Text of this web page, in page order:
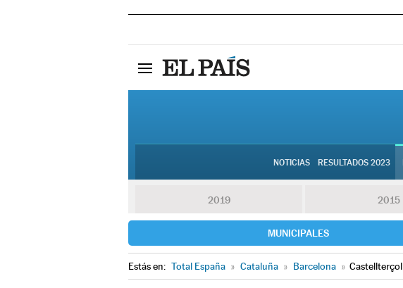
NOTICIAS RESULTADOS 2023
2019 2015
MUNICIPALES
Estás en: Total España » Cataluña » Barcelona » Castellterçol